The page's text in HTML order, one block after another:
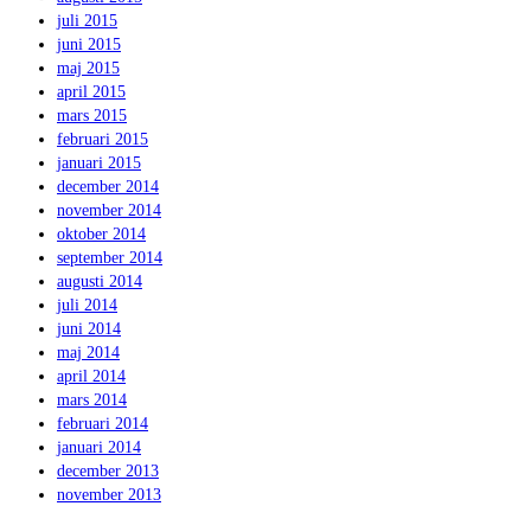
juli 2015
juni 2015
maj 2015
april 2015
mars 2015
februari 2015
januari 2015
december 2014
november 2014
oktober 2014
september 2014
augusti 2014
juli 2014
juni 2014
maj 2014
april 2014
mars 2014
februari 2014
januari 2014
december 2013
november 2013